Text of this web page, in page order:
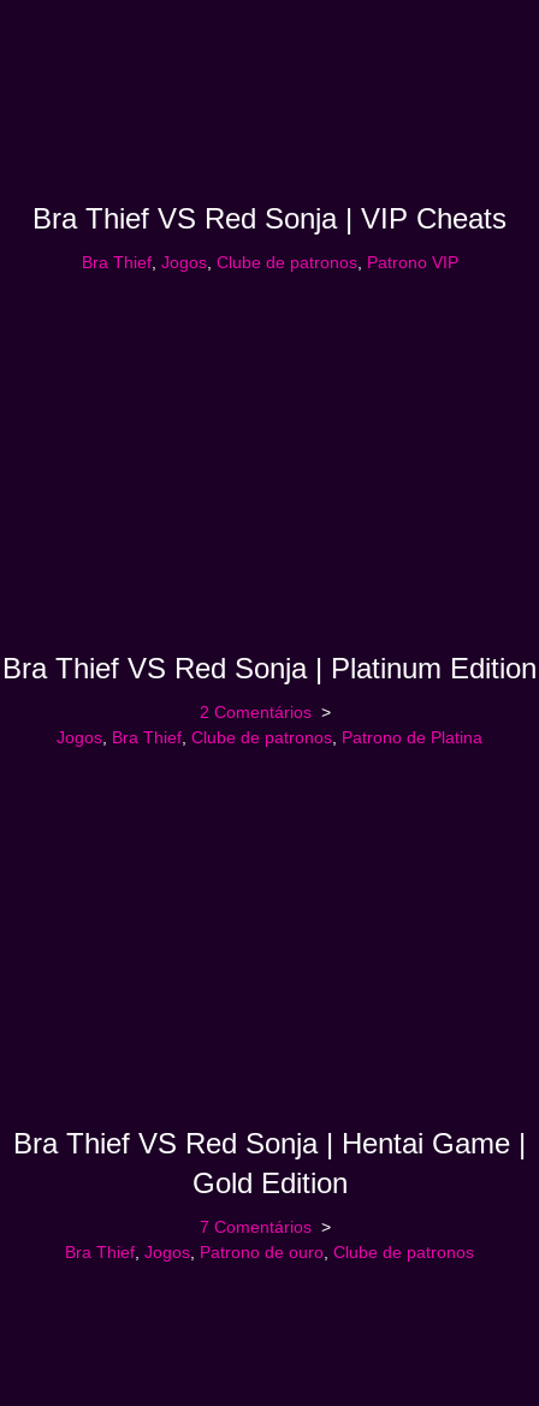
Bra Thief VS Red Sonja | VIP Cheats
Bra Thief, Jogos, Clube de patronos, Patrono VIP
Bra Thief VS Red Sonja | Platinum Edition
2 Comentários
Jogos, Bra Thief, Clube de patronos, Patrono de Platina
Bra Thief VS Red Sonja | Hentai Game |
Gold Edition
7 Comentários
Bra Thief, Jogos, Patrono de ouro, Clube de patronos